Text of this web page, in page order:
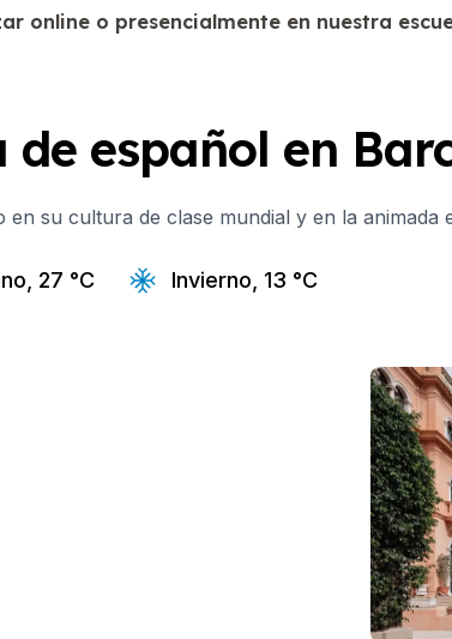
online o presencialmente en nuestra
de español en
su cultura de clase mundial y en la animada
27 °C Invierno, 13 °C